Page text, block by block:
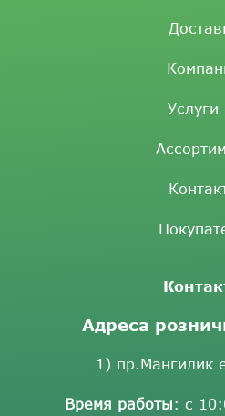
Услуги
Адреса
1) пр.Мангилик
Время работы: с